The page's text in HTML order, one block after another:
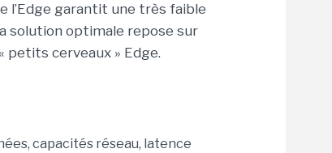
l’Edge garantit une très faible
solution optimale repose sur
petits cerveaux » Edge.
capacités réseau, latence